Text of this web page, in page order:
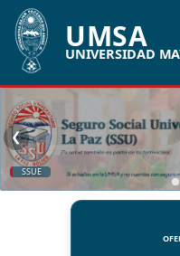
UMSA
UNIVERSIDAD
SSUE
❮